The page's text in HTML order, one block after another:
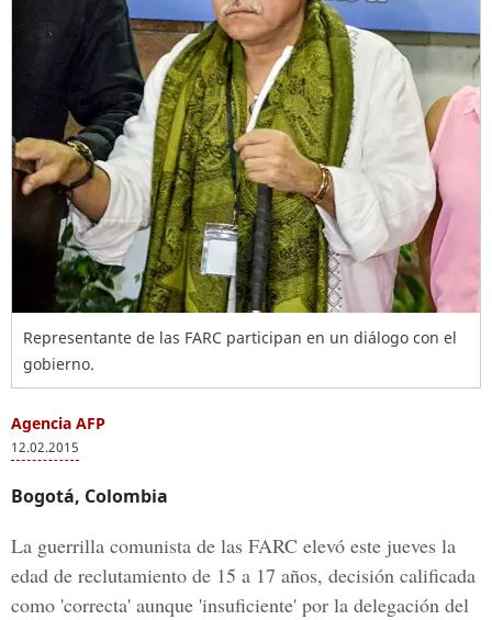
Representante de las FARC participan en un diálogo con el
gobierno.
Agencia AFP
12.02.2015
Bogotá, Colombia
La guerrilla comunista de las FARC elevó este jueves la
edad de reclutamiento de 15 a 17 años, decisión calificada
como 'correcta' aunque 'insuficiente' por la delegación del